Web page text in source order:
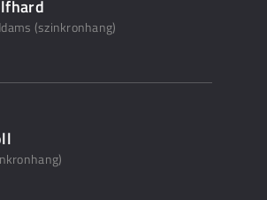
(szinkronhang)